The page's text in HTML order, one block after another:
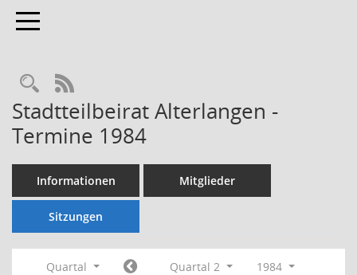
Toggle navigation
Rechercheauswahl
RSS-Feed
Stadtteilbeirat Alterlangen -
Termine 1984
Informationen Mitglieder
Sitzungen
Quartal Quartal 2
1984